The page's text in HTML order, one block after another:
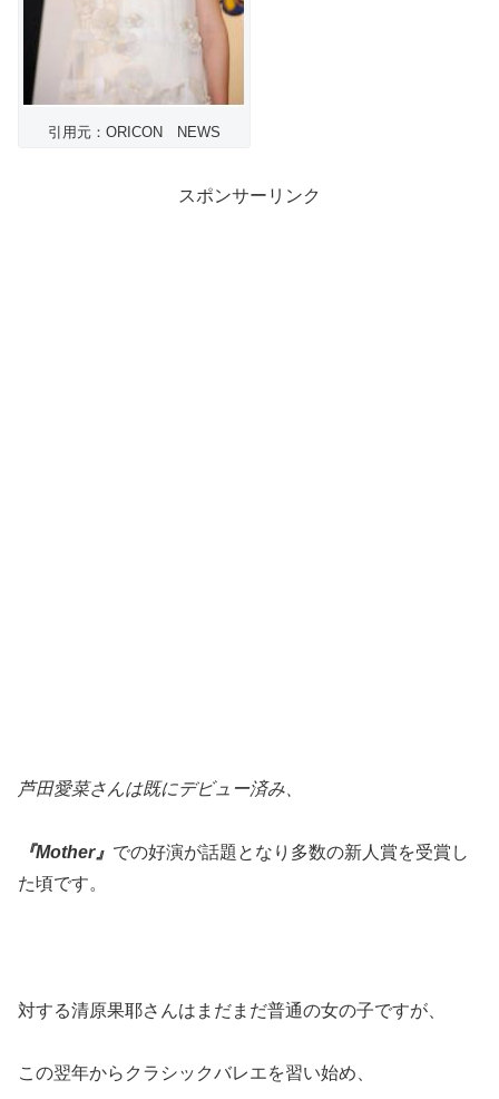
引用元：ORICON NEWS
スポンサーリンク
芦田愛菜さんは既にデビュー済み、
『Mother』 での好演が話題となり多数の新人賞を受賞し
た頃です。
対する清原果耶さんはまだまだ普通の女の子ですが、
この翌年からクラシックバレエを習い始め、